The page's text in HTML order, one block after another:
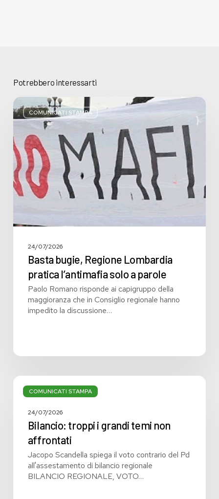
Potrebbero interessarti
COMUNICATI STAMPA
Basta
bugie,
Regione
Lombardia
pratica
l’antimafia
solo
a
parole
24/07/2026
Basta bugie, Regione Lombardia
pratica l’antimafia solo a parole
Paolo Romano risponde ai capigruppo della
maggioranza che in Consiglio regionale hanno
impedito la discussione…
COMUNICATI STAMPA
Bilancio:
troppi
grandi
affrontati
24/07/2026
Bilancio: troppi i grandi temi non
affrontati
Jacopo Scandella spiega il voto contrario del Pd
all'assestamento di bilancio regionale
BILANCIO REGIONALE, VOTO…